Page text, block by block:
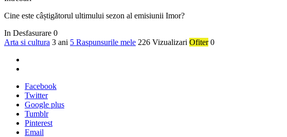
Cine este câștigătorul ultimului sezon al emisiunii Imor?
In Desfasurare 0
Arta si cultura 3 ani 5 Raspunsurile mele 226 Vizualizari Ofiter 0
Facebook
Twitter
Google plus
Tumblr
Pinterest
Email